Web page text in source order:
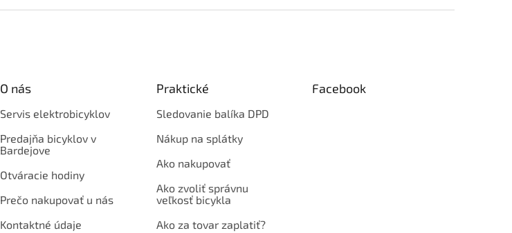
O nás
Servis elektrobicyklov
Predajňa bicyklov v
Bardejove
Otváracie hodiny
Prečo nakupovať u nás
Kontaktné údaje
Praktické
Sledovanie balíka DPD
Nákup na splátky
Ako nakupovať
Ako zvoliť správnu
veľkosť bicykla
Ako za tovar zaplatiť?
Facebook